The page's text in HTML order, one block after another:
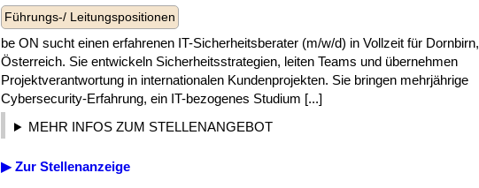
Führungs-/ Leitungspositionen
be ON sucht einen erfahrenen IT-Sicherheitsberater (m/w/d) in Vollzeit für Dornbirn,
Österreich. Sie entwickeln Sicherheitsstrategien, leiten Teams und übernehmen
Projektverantwortung in internationalen Kundenprojekten. Sie bringen mehrjährige
Cybersecurity-Erfahrung, ein IT-bezogenes Studium [...]
MEHR INFOS ZUM STELLENANGEBOT
▶ Zur Stellenanzeige